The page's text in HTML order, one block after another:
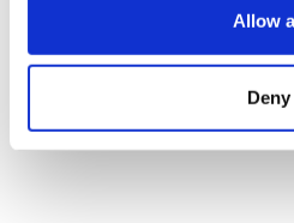
Allow
Deny
Tecnoimprese
Questi sono solo alcuni